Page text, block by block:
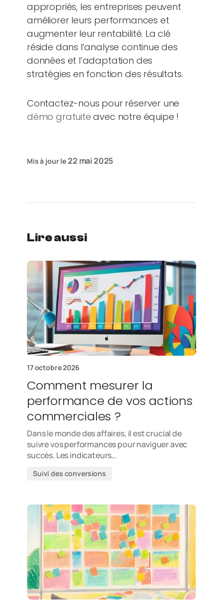
appropriés, les entreprises peuvent
améliorer leurs performances et
augmenter leur rentabilité. La clé
réside dans l’analyse continue des
données et l’adaptation des
stratégies en fonction des résultats.
Contactez-nous pour réserver une
démo gratuite avec notre équipe !
Mis à jour le22 mai 2025
Lire aussi
17 octobre 2026
Comment mesurer la
performance de vos actions
commerciales ?
Dans le monde des affaires, il est crucial de
suivre vos performances pour naviguer avec
succès. Les indicateurs…
Suivi des conversions